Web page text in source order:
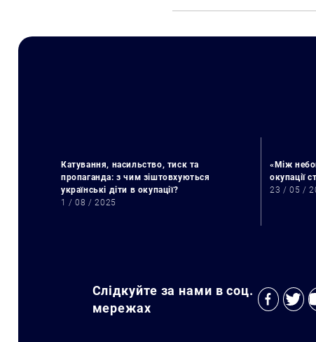
Катування, насильство, тиск та
пропаганда: з чим зіштовхуються
українські діти в окупації?
1 / 08 / 2025
«Між
окупації
23 / 05 /
Слідкуйте за нами в соц.
мережах